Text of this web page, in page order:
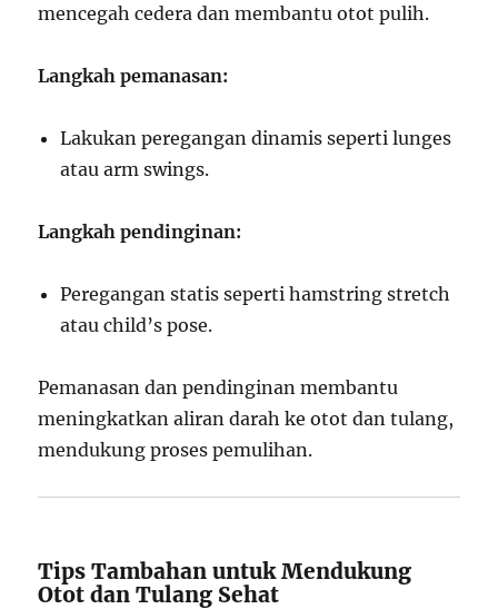
mencegah cedera dan membantu otot pulih.
Langkah pemanasan:
Lakukan peregangan dinamis seperti lunges
atau arm swings.
Langkah pendinginan:
Peregangan statis seperti hamstring stretch
atau child’s pose.
Pemanasan dan pendinginan membantu
meningkatkan aliran darah ke otot dan tulang,
mendukung proses pemulihan.
Tips Tambahan untuk Mendukung
Otot dan Tulang Sehat